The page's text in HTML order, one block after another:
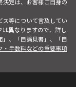
定は、お客様ご自身の
ス等について言及してい
異なりますので、詳し
」、「目論見書」、「目
・手数料などの重要事項